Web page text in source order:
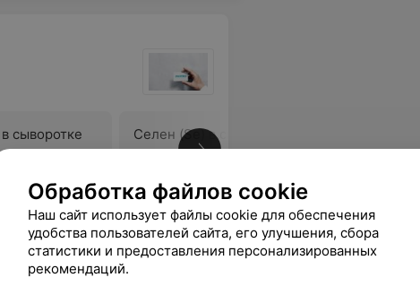
сыворотке
Селен (Se) в сыворотке
крови
крови
крови на высшем уровне. Вернёмся к Вам еще не один раз. Еще
Обработка файлов cookie
Наш сайт использует файлы cookie для обеспечения
удобства пользователей сайта, его улучшения, сбора
статистики и предоставления персонализированных
рекомендаций.